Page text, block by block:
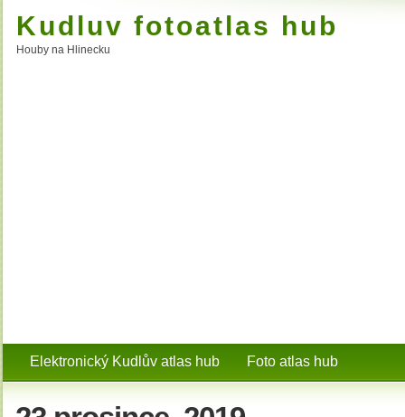
Kudluv fotoatlas hub
Houby na Hlinecku
Elektronický Kudlův atlas hub Foto atlas hub